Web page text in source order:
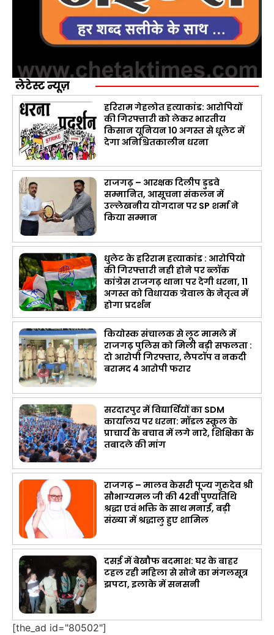
लेटेस्ट न्यूज़
हरिराम गेहलोत हत्याकांड: आरोपियों
की गिरफ्तारी को लेकर भारतीय
किसान यूनियन 10 अगस्त से धूलेट में
देगा अनिश्चितकालीन धरना
राजगढ़ – आरक्षक दिलीप डुडवे
सम्मानित, आसूचना संकलन में
उल्लेखनीय योगदान पर SP शर्मा ने
किया सम्मान
धुलेट के हरिराम हत्याकांड : आरोपियो
की गिरफ्तारी नही होने पर ब्लॉक
कांग्रेस राजगढ़ थाना पर देगी धरना, 11
अगस्त को विधायक ग्रेवाल के नेतृत्व में
होगा प्रदर्शन
कियोस्क संचालक से लूट मामले में
राजगढ़ पुलिस को मिली बड़ी सफलता :
दो आरोपी गिरफ्तार, लैपटॉप व नकदी
बरामद 4 आरोपी फरार
सरदारपुर में विद्यार्थियों का SDM
कार्यालय पर धरना: मॉडल स्कूल के
प्राचार्य के बचाव में लगे नारे, शिक्षिका के
तबादले की मांग
राजगढ़ – मालव केसरी पूज्य गुरुदेव श्री
सौभाग्यमल जी की 42वीं पुण्यतिथि
श्रद्धा एवं भक्ति के साथ मनाई, बड़ी
संख्या में श्रद्धालु हुए शामिल
दसई में बेखौफ बदमाश: घर के बाहर
टहल रही महिला से सोने का मंगलसूत्र
झपटा, इलाके में सनसनी
[the_ad id="80502"]